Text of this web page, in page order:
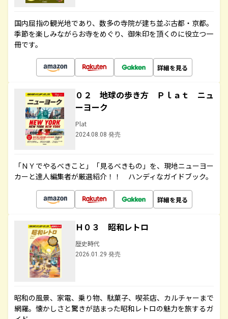
国内屈指の観光地であり、数多の寺院が建ち並ぶ古都・京都。
季節を楽しみながらお寺をめぐり、御朱印を頂くのに役立つ一
冊です。
詳細を見る
０２ 地球の歩き方 Ｐｌａｔ ニュ
ーヨーク
Plat
2024.08.08 発売
「ＮＹでやるべきこと」「見るべきもの」を、現地ニューヨー
カーと達人編集者が厳選紹介！！ ハンディなガイドブック。
詳細を見る
Ｈ０３ 昭和レトロ
歴史時代
2026.01.29 発売
昭和の風景、家電、乗り物、駄菓子、喫茶店、カルチャーまで
網羅。懐かしさと驚きが詰まった昭和レトロの魅力を旅するガ